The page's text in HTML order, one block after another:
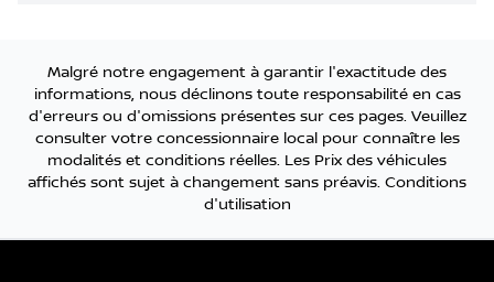
Malgré notre engagement à garantir l'exactitude des
informations, nous déclinons toute responsabilité en cas
d'erreurs ou d'omissions présentes sur ces pages. Veuillez
consulter votre concessionnaire local pour connaître les
modalités et conditions réelles. Les Prix des véhicules
affichés sont sujet à changement sans préavis. Conditions
d'utilisation